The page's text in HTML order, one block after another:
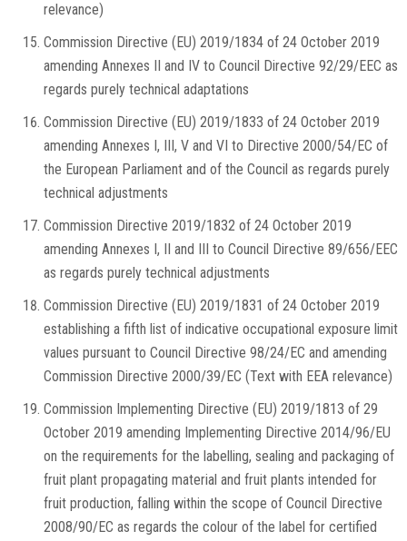
relevance)
Commission Directive (EU) 2019/1834 of 24 October 2019
amending Annexes II and IV to Council Directive 92/29/EEC as
regards purely technical adaptations
Commission Directive (EU) 2019/1833 of 24 October 2019
amending Annexes I, III, V and VI to Directive 2000/54/EC of
the European Parliament and of the Council as regards purely
technical adjustments
Commission Directive 2019/1832 of 24 October 2019
amending Annexes I, II and III to Council Directive 89/656/EEC
as regards purely technical adjustments
Commission Directive (EU) 2019/1831 of 24 October 2019
establishing a fifth list of indicative occupational exposure limit
values pursuant to Council Directive 98/24/EC and amending
Commission Directive 2000/39/EC (Text with EEA relevance)
Commission Implementing Directive (EU) 2019/1813 of 29
October 2019 amending Implementing Directive 2014/96/EU
on the requirements for the labelling, sealing and packaging of
fruit plant propagating material and fruit plants intended for
fruit production, falling within the scope of Council Directive
2008/90/EC as regards the colour of the label for certified